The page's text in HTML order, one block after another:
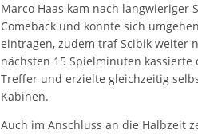
Marco Haas kam nach langwieriger
Comeback und konnte sich
eintragen, zudem traf Scibik weiter
nächsten 15 Spielminuten kassierte
Treffer und erzielte gleichzeitig
Kabinen.
Auch im Anschluss an die Halbzeit